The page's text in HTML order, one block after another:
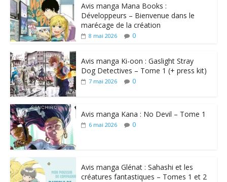
Avis manga Mana Books :
Développeurs – Bienvenue dans le
marécage de la création
8 mai 2026 0
Avis manga Ki-oon : Gaslight Stray
Dog Detectives – Tome 1 (+ press kit)
7 mai 2026 0
Avis manga Kana : No Devil – Tome 1
6 mai 2026 0
Avis manga Glénat : Sahashi et les
créatures fantastiques – Tomes 1 et 2